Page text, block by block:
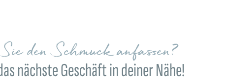
den Schmuck anfassen?
nächste Geschäft in deiner Nähe!